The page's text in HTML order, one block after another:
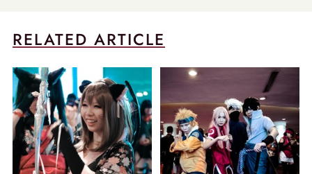
RELATED ARTICLE